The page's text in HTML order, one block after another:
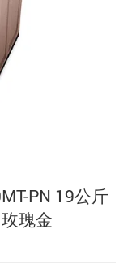
PN 19公斤
瑰金